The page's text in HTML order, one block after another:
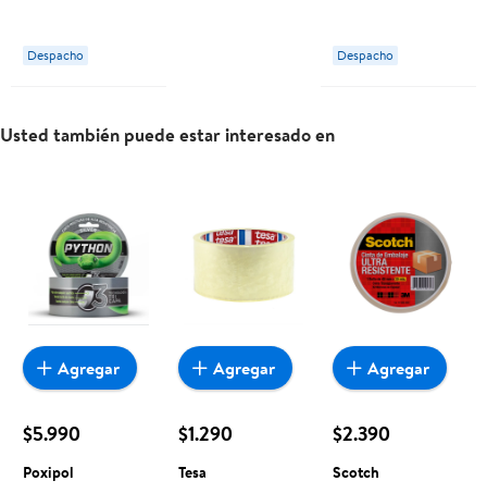
Despacho Despacho
Usted también puede estar interesado en
$5.990
Poxipol
Agregar
$1.290
Tesa
Agregar
$2.390
Scotch
Agregar